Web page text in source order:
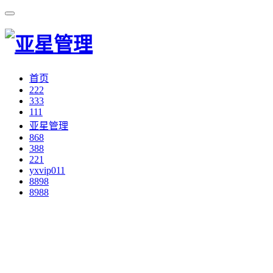
首页
222
333
111
亚星管理
868
388
221
yxvip011
8898
8988